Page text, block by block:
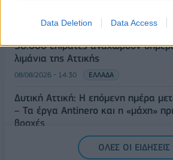
Data Deletion Data Access
56.000 επιβάτες αναχωρούν
λιμάνια της Αττικής
08/08/2026 - 14:30 ΕΛΛΑΔΑ
Δυτική Αττική: Η επόμενη ημέρα
– Τα έργα Antinero και η «μάχη»
βροχές
ΕΛΛΑΔΑ
ΟΛΕΣ ΟΙ ΕΙΔΗΣΕΙΣ